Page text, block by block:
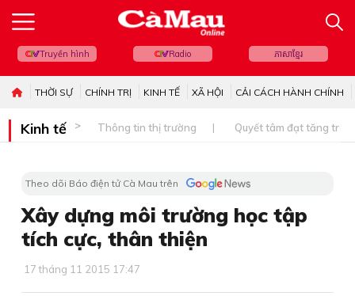
Truyền hình Radio ភាសាខ្មែរ
THỜI SỰ CHÍNH TRỊ KINH TẾ XÃ HỘI CẢI CÁCH HÀNH CHÍNH
Kinh tế Thông tin thị trường Quyết tâm đạt tăng
Theo dõi Báo điện tử Cà Mau trên
Xây dựng môi trường học tập
tích cực, thân thiện
17 tháng 11 2015 17:47